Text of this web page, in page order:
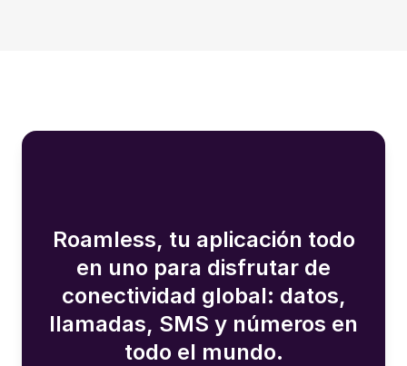
Roamless, tu aplicación todo
en uno para disfrutar de
conectividad global: datos,
llamadas, SMS y números en
todo el mundo.